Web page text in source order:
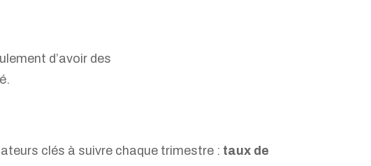
d’avoir des
clés à suivre chaque trimestre : taux de